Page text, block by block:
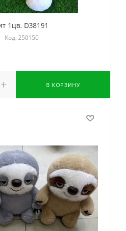
1цв. D38191
Код: 250150
В КОРЗИНУ